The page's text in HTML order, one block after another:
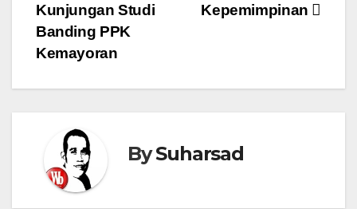
Kepemimpinan
Kunjungan Studi
Banding PPK
Kemayoran
BySuharsad